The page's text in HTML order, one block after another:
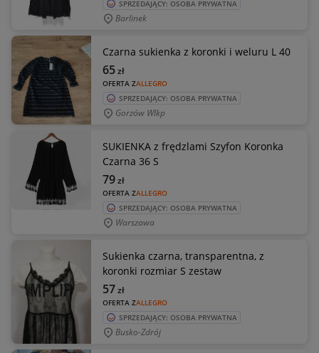
SPRZEDAJĄCY: OSOBA PRYWATNA
Barlinek
Czarna sukienka z koronki i weluru L 40
OFERTA ZALLEGRO
65zł
SPRZEDAJĄCY: OSOBA PRYWATNA
Gorzów Wlkp
SUKIENKA z frędzlami Szyfon Koronka
Czarna 36 S
OFERTA ZALLEGRO
79zł
SPRZEDAJĄCY: OSOBA PRYWATNA
Warszawa
Sukienka czarna, transparentna, z
koronki rozmiar S zestaw
OFERTA ZALLEGRO
57zł
SPRZEDAJĄCY: OSOBA PRYWATNA
Busko-Zdrój